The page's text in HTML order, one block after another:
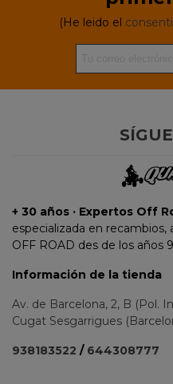
(He leido el
+ 30 años · Expertos Off
especializada en
OFF ROAD des de los años
Información de la tienda
Av. de Barcelona, 2, B (Pol.
Cugat Sesgarrigues
938183522 / 644308777